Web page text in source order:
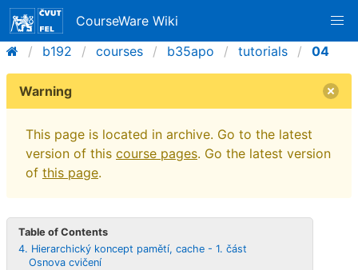
CourseWare Wiki
b192
courses b35apo tutorials 04
Warning
This page is located in archive. Go to the latest
version of this course pages. Go the latest version
of this page.
Table of Contents
4. Hierarchický koncept pamětí, cache - 1. část
Osnova cvičení